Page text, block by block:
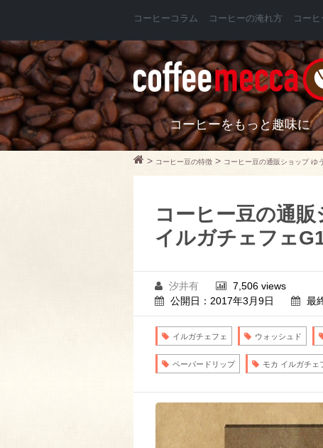
コーヒーコラム コーヒーの淹れ方 コー
コーヒーをもっと趣味に
> コーヒー豆の特徴 > コーヒー豆の通販ショップ ゆ
コーヒー豆の通
イルガチェフェ
汐井有
7,506 views
公開日：2017年3月9日
最
イルガチェフェ ウォッシュド
ペーパードリップ モカ イルガチェ